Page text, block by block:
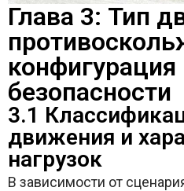
Глава 3: Тип
конфигурация
безопасности
3.1
движения и
нагрузок
В зависимости от